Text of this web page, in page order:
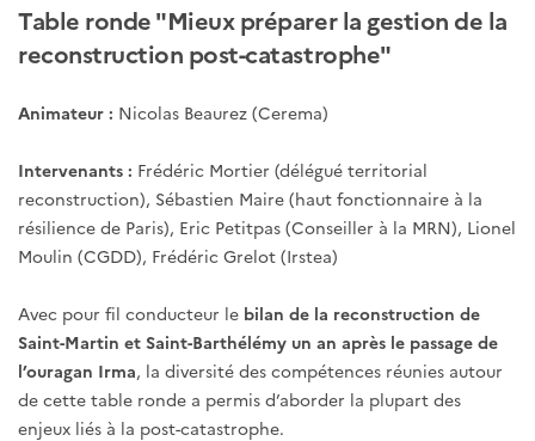
Table ronde "Mieux préparer la gestion de la
reconstruction post-catastrophe"
Animateur : Nicolas Beaurez (Cerema)
Intervenants : Frédéric Mortier (délégué territorial
reconstruction), Sébastien Maire (haut fonctionnaire à la
résilience de Paris), Eric Petitpas (Conseiller à la MRN), Lionel
Moulin (CGDD), Frédéric Grelot (Irstea)
Avec pour fil conducteur le bilan de la reconstruction de
Saint-Martin et Saint-Barthélémy un an après le passage de
l’ouragan Irma, la diversité des compétences réunies autour
de cette table ronde a permis d’aborder la plupart des
enjeux liés à la post-catastrophe.